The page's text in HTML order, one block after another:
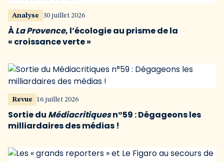
Analyse 30 juillet 2026
ÀLa Provence, l’écologie au prisme de la
« croissance verte »
Revue 16 juillet 2026
Sortie du Médiacritiquesn°59 : Dégageons les
milliardaires des médias !